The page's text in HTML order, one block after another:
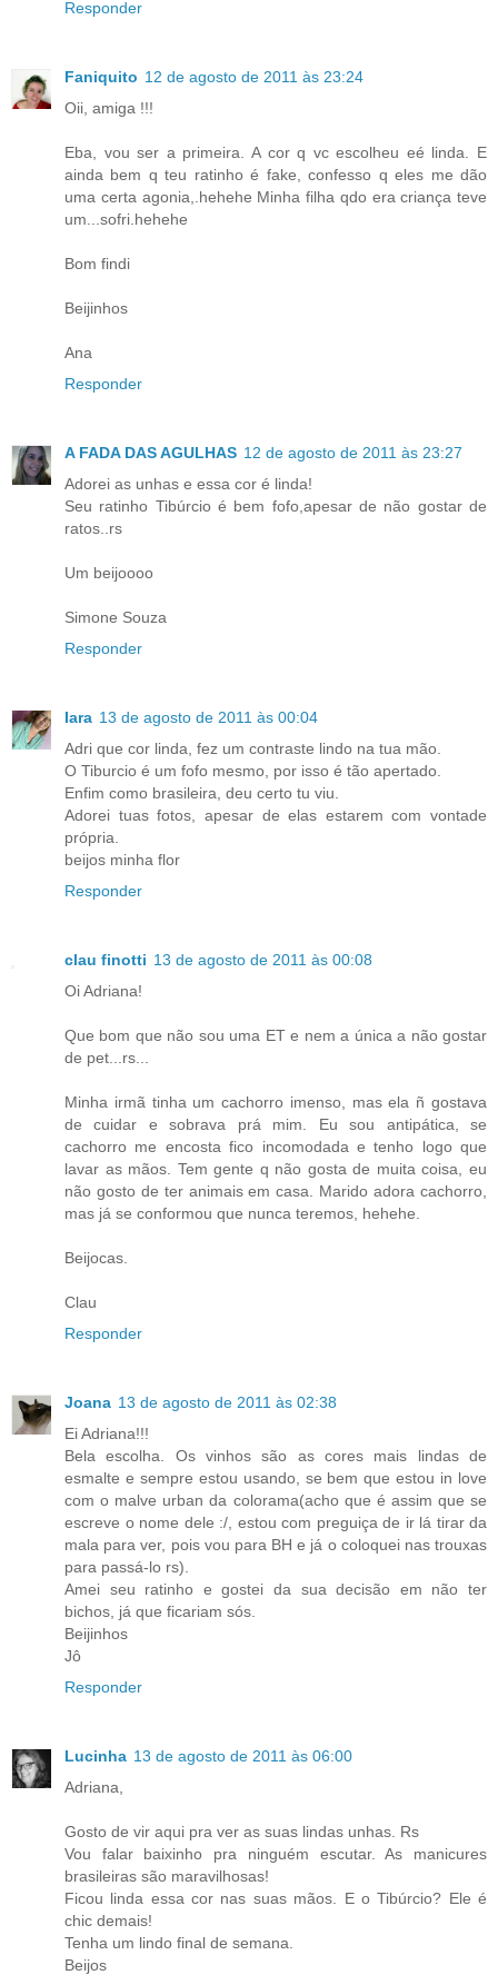
Responder
Faniquito 12 de agosto de 2011 às 23:24
Oii, amiga !!!
Eba, vou ser a primeira. A cor q vc escolheu eé linda. E
ainda bem q teu ratinho é fake, confesso q eles me dão
uma certa agonia,.hehehe Minha filha qdo era criança teve
um...sofri.hehehe
Bom findi
Beijinhos
Ana
Responder
A FADA DAS AGULHAS 12 de agosto de 2011 às 23:27
Adorei as unhas e essa cor é linda!
Seu ratinho Tibúrcio é bem fofo,apesar de não gostar de
ratos..rs
Um beijoooo
Simone Souza
Responder
Iara 13 de agosto de 2011 às 00:04
Adri que cor linda, fez um contraste lindo na tua mão.
O Tiburcio é um fofo mesmo, por isso é tão apertado.
Enfim como brasileira, deu certo tu viu.
Adorei tuas fotos, apesar de elas estarem com vontade
própria.
beijos minha flor
Responder
clau finotti 13 de agosto de 2011 às 00:08
Oi Adriana!
Que bom que não sou uma ET e nem a única a não gostar
de pet...rs...
Minha irmã tinha um cachorro imenso, mas ela ñ gostava
de cuidar e sobrava prá mim. Eu sou antipática, se
cachorro me encosta fico incomodada e tenho logo que
lavar as mãos. Tem gente q não gosta de muita coisa, eu
não gosto de ter animais em casa. Marido adora cachorro,
mas já se conformou que nunca teremos, hehehe.
Beijocas.
Clau
Responder
Joana 13 de agosto de 2011 às 02:38
Ei Adriana!!!
Bela escolha. Os vinhos são as cores mais lindas de
esmalte e sempre estou usando, se bem que estou in love
com o malve urban da colorama(acho que é assim que se
escreve o nome dele :/, estou com preguiça de ir lá tirar da
mala para ver, pois vou para BH e já o coloquei nas trouxas
para passá-lo rs).
Amei seu ratinho e gostei da sua decisão em não ter
bichos, já que ficariam sós.
Beijinhos
Jô
Responder
Lucinha 13 de agosto de 2011 às 06:00
Adriana,
Gosto de vir aqui pra ver as suas lindas unhas. Rs
Vou falar baixinho pra ninguém escutar. As manicures
brasileiras são maravilhosas!
Ficou linda essa cor nas suas mãos. E o Tibúrcio? Ele é
chic demais!
Tenha um lindo final de semana.
Beijos